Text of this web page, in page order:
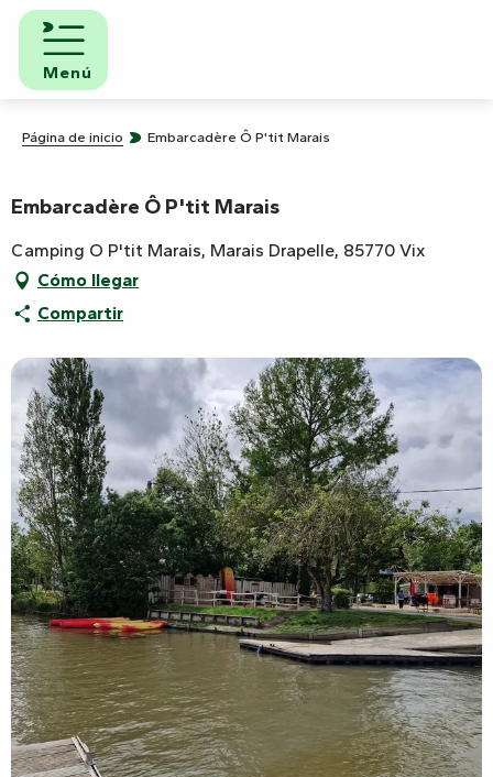
Aller
contenu
principal
Menú
Página de inicio Embarcadère Ô P'tit Marais
Embarcadère Ô P'tit Marais
Camping O P'tit Marais, Marais Drapelle, 85770 Vix
Cómo llegar
Compartir